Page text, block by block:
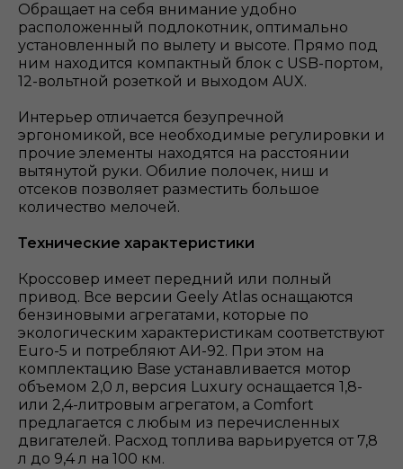
Обращает на себя внимание удобно
расположенный подлокотник, оптимально
установленный по вылету и высоте. Прямо под
ним находится компактный блок с USB-портом,
12-вольтной розеткой и выходом AUX.
Интерьер отличается безупречной
эргономикой, все необходимые регулировки и
прочие элементы находятся на расстоянии
вытянутой руки. Обилие полочек, ниш и
отсеков позволяет разместить большое
количество мелочей.
Технические характеристики
Кроссовер имеет передний или полный
привод. Все версии Geely Atlas оснащаются
бензиновыми агрегатами, которые по
экологическим характеристикам соответствуют
Euro-5 и потребляют АИ-92. При этом на
комплектацию Base устанавливается мотор
объемом 2,0 л, версия Luxury оснащается 1,8-
или 2,4-литровым агрегатом, а Comfort
предлагается с любым из перечисленных
двигателей. Расход топлива варьируется от 7,8
л до 9,4 л на 100 км.